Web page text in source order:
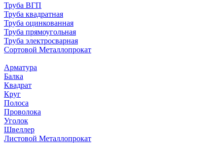
Труба ВГП
Труба квадратная
Труба оцинкованная
Труба прямоугольная
Труба электросварная
Сортовой Металлопрокат
Арматура
Балка
Квадрат
Круг
Полоса
Проволока
Уголок
Швеллер
Листовой Металлопрокат